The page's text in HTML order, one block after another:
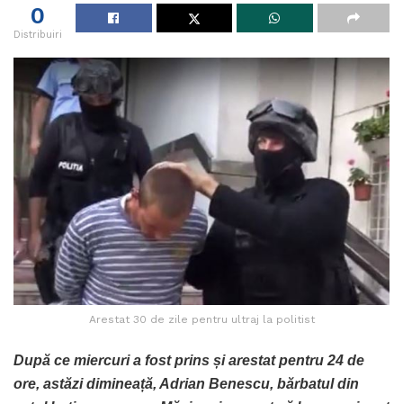
0
Distribuiri
Arestat 30 de zile pentru ultraj la politist
După ce miercuri a fost prins și arestat pentru 24 de
ore, astăzi dimineață, Adrian Benescu, bărbatul din